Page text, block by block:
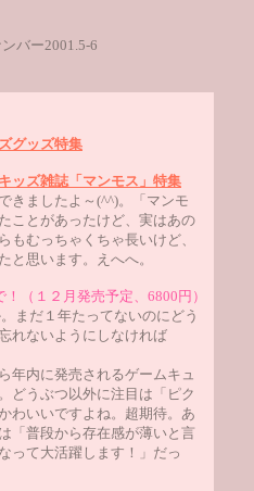
バー2001.5-6
グッズ特集
ッズ雑誌「マンモス」特集
きましたよ～(^^)。「マンモ
ことがあったけど、実はあの
もむっちゃくちゃ長いけど、
と思います。えへへ。
（１２月発売予定、6800円）
まだ１年たってないのにどう
れないようにしなければ
年内に発売されるゲームキュ
どうぶつ以外に注目は「ピク
わいいですよね。超期待。あ
「普段から存在感が薄いと言
って大活躍します！」だっ